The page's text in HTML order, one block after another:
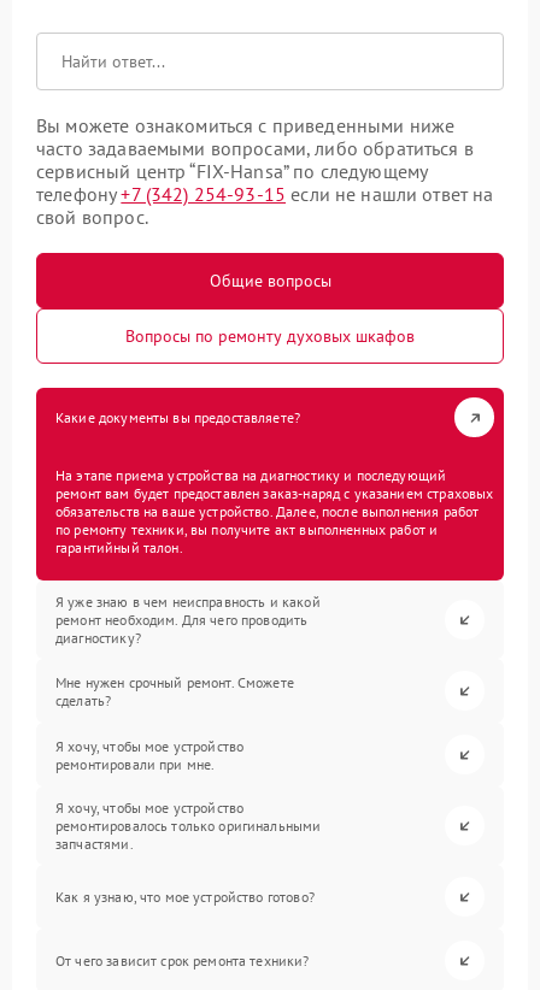
Вы можете ознакомиться с приведенными ниже
часто задаваемыми вопросами, либо обратиться в
сервисный центр “FIX-Hansa” по следующему
телефону+7 (342) 254-93-15 если не нашли ответ на
свой вопрос.
Общие вопросы
Вопросы по ремонту духовых шкафов
Какие документы вы предоставляете?
На этапе приема устройства на диагностику и последующий
ремонт вам будет предоставлен заказ-наряд с указанием страховых
обязательств на ваше устройство. Далее, после выполнения работ
по ремонту техники, вы получите акт выполненных работ и
гарантийный талон.
Я уже знаю в чем неисправность и какой
ремонт необходим. Для чего проводить
диагностику?
Мне нужен срочный ремонт. Сможете
сделать?
Я хочу, чтобы мое устройство
ремонтировали при мне.
Я хочу, чтобы мое устройство
ремонтировалось только оригинальными
запчастями.
Как я узнаю, что мое устройство готово?
От чего зависит срок ремонта техники?